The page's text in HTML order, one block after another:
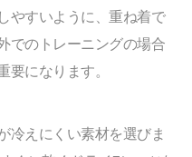
やすいように、重ね着で
でのトレーニングの場合
になります。
冷えにくい素材を選びま